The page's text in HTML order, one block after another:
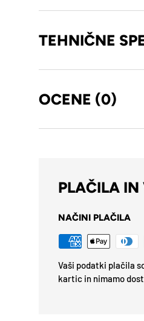
TEHNIČNE
OCENE (0)
PLAČILA IN
NAČINI PLAČILA
Vaši podatki plačila
kartic in nimamo